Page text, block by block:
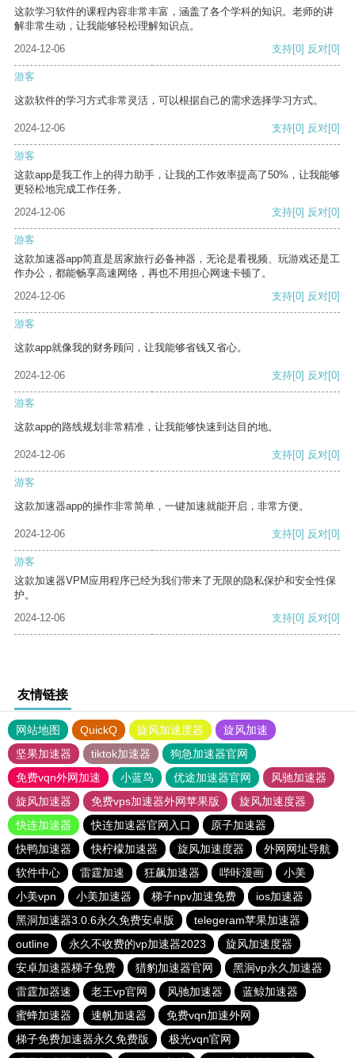
这款学习软件的课程内容非常丰富，涵盖了各个学科的知识。老师的讲
解非常生动，让我能够轻松理解知识点。
2024-12-06
支持[0] 反对[0]
游客
这款软件的学习方式非常灵活，可以根据自己的需求选择学习方式。
2024-12-06 支持[0] 反对[0]
游客
这款app是我工作上的得力助手，让我的工作效率提高了50%，让我能够
更轻松地完成工作任务。
2024-12-06
支持[0] 反对[0]
游客
这款加速器app简直是居家旅行必备神器，无论是看视频、玩游戏还是工
作办公，都能畅享高速网络，再也不用担心网速卡顿了。
2024-12-06
支持[0] 反对[0]
游客
这款app就像我的财务顾问，让我能够省钱又省心。
2024-12-06 支持[0] 反对[0]
游客
这款app的路线规划非常精准，让我能够快速到达目的地。
2024-12-06 支持[0] 反对[0]
游客
这款加速器app的操作非常简单，一键加速就能开启，非常方便。
2024-12-06 支持[0] 反对[0]
游客
这款加速器VPM应用程序已经为我们带来了无限的隐私保护和安全性保
护。
2024-12-06
支持[0] 反对[0]
友情链接
网站地图 QuickQ 旋风加速度器
旋风加速
坚果加速器
tiktok加速器
狗急加速器官网
免费vqn外网加速
小蓝鸟 优途加速器官网
风驰加速器
旋风加速器
免费vps加速器外网苹果版
旋风加速度器
快连加速器
快连加速器官网入口
原子加速器
快鸭加速器
快柠檬加速器 旋风加速度器
外网网址导航
软件中心
雷霆加速 狂飙加速器 哔咔漫画
小美
小美vpn
小美加速器 梯子npv加速免费
ios加速器
黑洞加速器3.0.6永久免费安卓版
telegeram苹果加速器
outline
永久不收费的vp加速器2023
旋风加速度器
安卓加速器梯子免费
猎豹加速器官网
黑洞vp永久加速器
雷霆加器速
老王vp官网 风驰加速器
蓝鲸加速器
蜜蜂加速器
速帆加速器
免费vqn加速外网
梯子免费加速器永久免费版
极光vqn官网